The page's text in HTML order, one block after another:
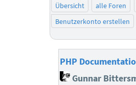
Übersicht alle Foren
Benutzerkonto erstellen
PHP
Gunnar